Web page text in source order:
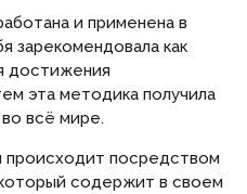
и применена в
зарекомендовала как
достижения
эта методика получила
всё мире.
происходит посредством
содержит в своем